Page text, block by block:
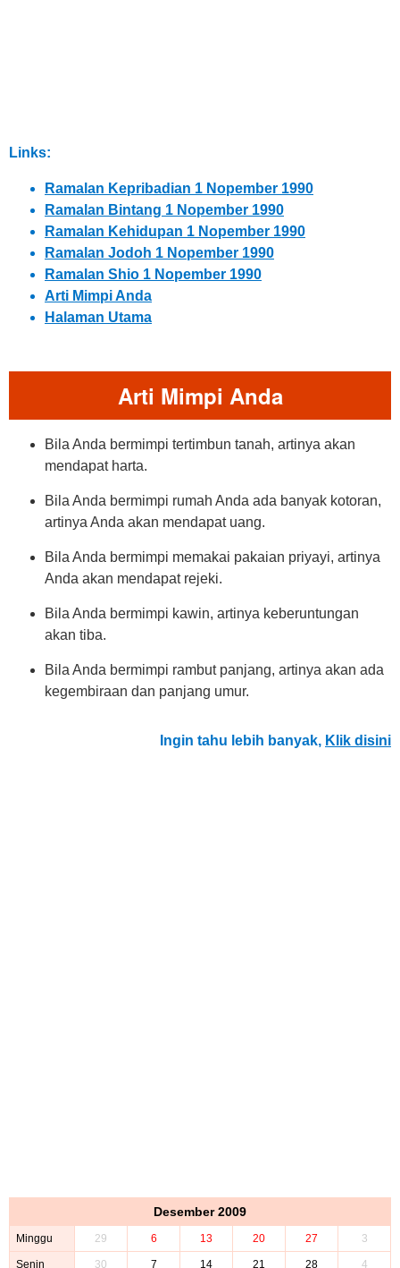
Links:
Ramalan Kepribadian 1 Nopember 1990
Ramalan Bintang 1 Nopember 1990
Ramalan Kehidupan 1 Nopember 1990
Ramalan Jodoh 1 Nopember 1990
Ramalan Shio 1 Nopember 1990
Arti Mimpi Anda
Halaman Utama
Arti Mimpi Anda
Bila Anda bermimpi tertimbun tanah, artinya akan
mendapat harta.
Bila Anda bermimpi rumah Anda ada banyak kotoran,
artinya Anda akan mendapat uang.
Bila Anda bermimpi memakai pakaian priyayi, artinya
Anda akan mendapat rejeki.
Bila Anda bermimpi kawin, artinya keberuntungan
akan tiba.
Bila Anda bermimpi rambut panjang, artinya akan ada
kegembiraan dan panjang umur.
Ingin tahu lebih banyak, Klik disini
Desember 2009
Minggu 29 6 13 20 27 3
Senin 30 7 14 21 28 4